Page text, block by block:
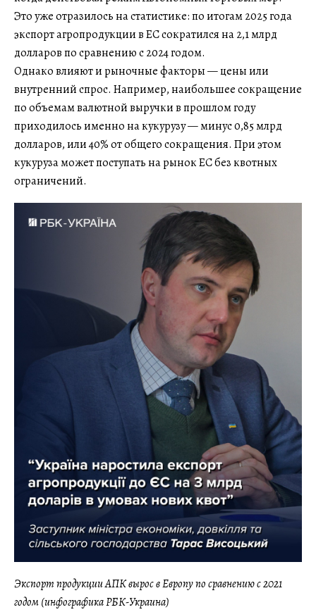
Это уже отразилось на статистике: по итогам 2025 года
экспорт агропродукции в ЕС сократился на 2,1 млрд
долларов по сравнению с 2024 годом.
Однако влияют и рыночные факторы — цены или
внутренний спрос. Например, наибольшее сокращение
по объемам валютной выручки в прошлом году
приходилось именно на кукурузу — минус 0,85 млрд
долларов, или 40% от общего сокращения. При этом
кукуруза может поступать на рынок ЕС без квотных
ограничений.
Экспорт продукции АПК вырос в Европу по сравнению с 2021
годом (инфографика РБК-Украина)